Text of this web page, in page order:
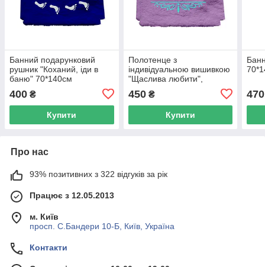
Банний подарунковий
рушник "Коханий, іди в
баню" 70*140см
400 ₴
Купити
Полотенце з
індивідуальною вишивкою
"Щаслива любити",
450₴
Купити
470
Про нас
93% позитивних з 322 відгуків за рік
Працює з 12.05.2013
м. Київ
просп. С.Бандери 10-Б, Київ, Україна
Контакти